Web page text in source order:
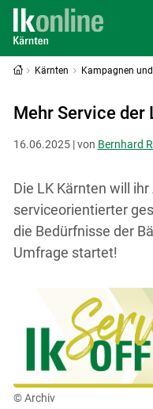
Kärnten Kampagnen
Mehr Service der
16.06.2025 | von Bernhard
Die LK Kärnten will
serviceorientierter
die Bedürfnisse der
Umfrage startet!
© Archiv